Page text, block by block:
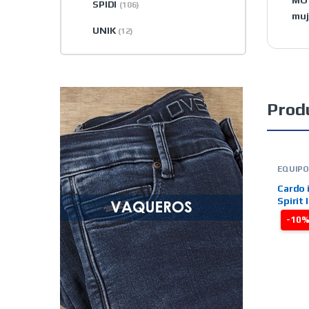
-10%
CARDO
Cardo
Spirit
SPIDI (106)
UNIK (12)